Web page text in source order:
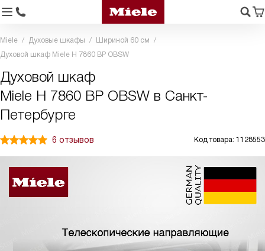
Miele Духовые шкафы
Шириной 60 см
Духовой шкаф Miele H 7860 BP OBSW
Духовой шкаф
Miele H 7860 BP OBSW в Санкт-
Петербурге
6 отзывов Код товара: 1128553